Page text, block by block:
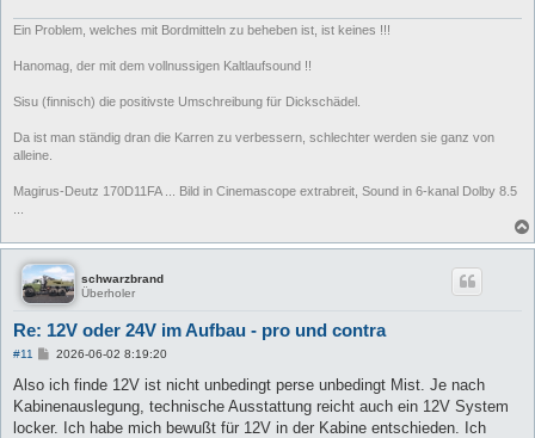
Ein Problem, welches mit Bordmitteln zu beheben ist, ist keines !!!
Hanomag, der mit dem vollnussigen Kaltlaufsound !!
Sisu (finnisch) die positivste Umschreibung für Dickschädel.
Da ist man ständig dran die Karren zu verbessern, schlechter werden sie ganz von
alleine.
Magirus-Deutz 170D11FA ... Bild in Cinemascope extrabreit, Sound in 6-kanal Dolby 8.5
schwarzbrand
Überholer
Re: 12V oder 24V im Aufbau - pro und contra
#11
B
i
r
a
2026-06-02 8:19:20
Also ich finde 12V ist nicht unbedingt perse unbedingt Mist. Je nach
Kabinenauslegung, technische Ausstattung reicht auch ein 12V System
locker. Ich habe mich bewußt für 12V in der Kabine entschieden. Ich